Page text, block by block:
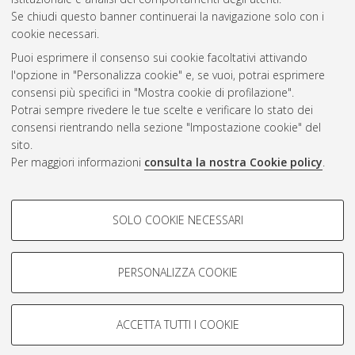
Se chiudi questo banner continuerai la navigazione solo con i
cookie necessari.
Puoi esprimere il consenso sui cookie facoltativi attivando
l'opzione in "Personalizza cookie" e, se vuoi, potrai esprimere
consensi più specifici in "Mostra cookie di profilazione".
Potrai sempre rivedere le tue scelte e verificare lo stato dei
consensi rientrando nella sezione "Impostazione cookie" del
sito.
Per maggiori informazioni consulta la nostra Cookie policy.
COOKIE DI PROFILAZIONE -
Si tratta di cookie utilizzati per analizzare le caratteristiche della
navigazione degli utenti, creare profili in base al loro comportamento
Mostra cookie di profilazione
COOKIE TECNICI - NECESSARI
SOLO COOKIE NECESSARI
PERSONALIZZA COOKIE
ACCETTA TUTTI I COOKIE
Questa lista e' stata generata ilFri Aug 7 20:37:02 2026 CEST
Atom
Rss 1.0
Rss 2.0
AMS Laurea
Impostazioni Cookie
Informativa sulla privacy
Condizioni d’uso del sito